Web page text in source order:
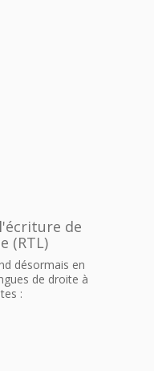
de
(RTL)
désormais en
de droite à
: